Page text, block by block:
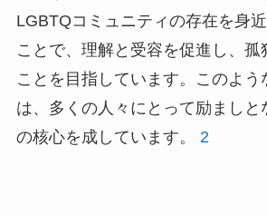
LGBTQコミュニティの存在を身
ことで、理解と受容を促進し、孤
ことを目指しています。このよう
は、多くの人々にとって励ましと
の核心を成しています。 2